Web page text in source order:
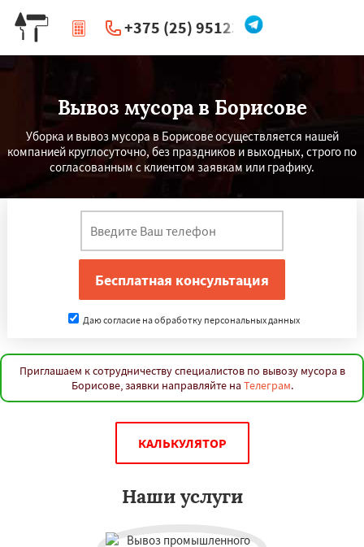
+375 (25) 951234
| Перезвоните мне
Вывоз мусора в Борисове
Уборка и вывоз мусора в Борисове осуществляется нашей
компанией круглосуточно, без праздников и выходных, строго по
согласованным с клиентом заявкам или графику.
Даю согласие на обработку персональных данных
Приглашаем к сотрудничеству специалистов по вывозу мусора в
Борисове, заявки направляйте на Телеграм.
КАЛЬКУЛЯТОР
Наши услуги